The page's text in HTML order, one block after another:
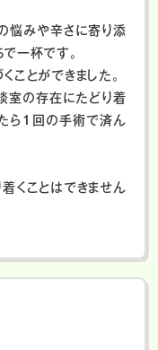
悩みや辛さに寄り添
一杯です。
ことができました。
室の存在にたどり着
ら1回の手術で済ん
くことはできません